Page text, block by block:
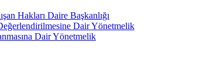
Hakları Daire Başkanlığı
Dair Yönetmelik
Dair Yönetmelik